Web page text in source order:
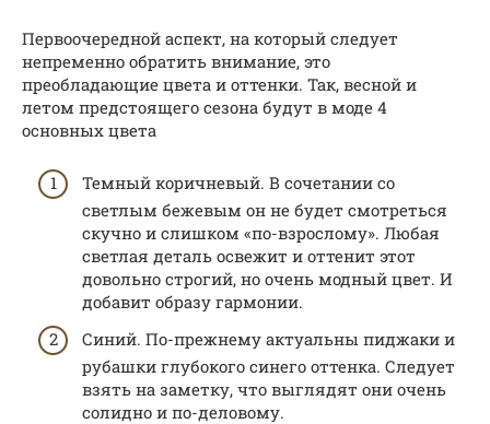
Первоочередной аспект, на который следует
непременно обратить внимание, это
преобладающие цвета и оттенки. Так, весной и
летом предстоящего сезона будут в моде 4
основных цвета
Темный коричневый. В сочетании со
светлым бежевым он не будет смотреться
скучно и слишком «по-взрослому». Любая
светлая деталь освежит и оттенит этот
довольно строгий, но очень модный цвет. И
добавит образу гармонии.
Синий. По-прежнему актуальны пиджаки и
рубашки глубокого синего оттенка. Следует
взять на заметку, что выглядят они очень
солидно и по-деловому.